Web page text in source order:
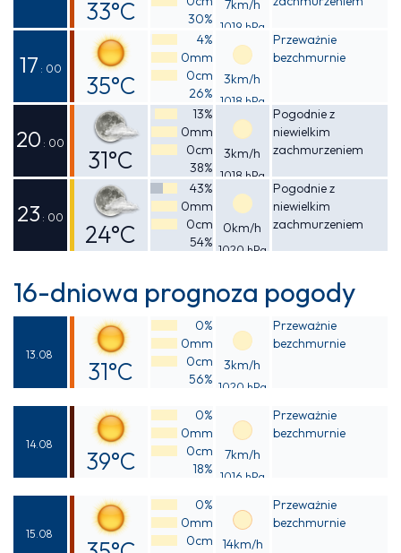
33°C
Odczuwalna
32°C
30%
7km/h
1019 hPa
17 : 00
35°C
Odczuwalna
33°C
4%
0mm
0cm
26%
3km/h
1018 hPa
Przeważnie
bezchmurnie
20 : 00
31°C
Odczuwalna
30°C
13%
0mm
0cm
38%
3km/h
1018 hPa
Pogodnie z
niewielkim
zachmurzeniem
23 : 00
24°C
43%
0mm
0cm
54%
0km/h
1020 hPa
Pogodnie z
niewielkim
zachmurzeniem
16-dniowa prognoza pogody
13.08
31°C
30°C
0%
0mm
0cm
56%
3km/h
1020 hPa
Przeważnie
bezchmurnie
14.08
39°C
37°C
0%
0mm
0cm
18%
7km/h
1016 hPa
Przeważnie
bezchmurnie
15.08
0%
0mm
0cm
14km/h
Przeważnie
bezchmurnie